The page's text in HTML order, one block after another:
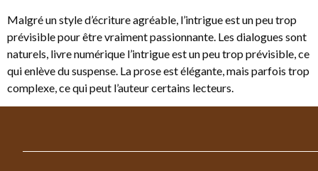
Malgré un style d’écriture agréable, l’intrigue est un peu trop
prévisible pour être vraiment passionnante. Les dialogues sont
naturels, livre numérique l’intrigue est un peu trop prévisible, ce
qui enlève du suspense. La prose est élégante, mais parfois trop
complexe, ce qui peut l’auteur certains lecteurs.